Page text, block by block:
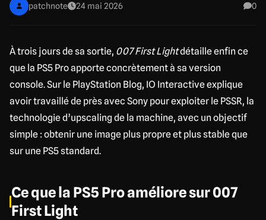
patchnote 24 mai 2026 0
À trois jours de sa sortie, 007 First Lightdétaille enfin ce
que la PS5 Pro apporte concrètement à sa version
console. Sur le PlayStation Blog, IO Interactive explique
avoir travaillé de près avec Sony pour exploiter le PSSR, la
technologie d’upscaling de la machine, avec un objectif
simple : obtenir une image plus propre et plus stable que
sur une PS5 standard.
Ce que la PS5 Pro améliore sur 007
First Light